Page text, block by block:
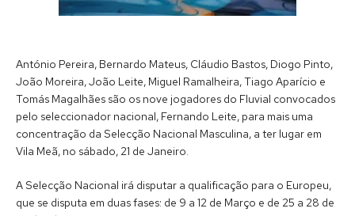
António Pereira, Bernardo Mateus, Cláudio Bastos, Diogo Pinto,
João Moreira, João Leite, Miguel Ramalheira, Tiago Aparício e
Tomás Magalhães são os nove jogadores do Fluvial convocados
pelo seleccionador nacional, Fernando Leite, para mais uma
concentração da Selecção Nacional Masculina, a ter lugar em
Vila Meã, no sábado, 21 de Janeiro.
A Selecção Nacional irá disputar a qualificação para o Europeu,
que se disputa em duas fases: de 9 a 12 de Março e de 25 a 28 de